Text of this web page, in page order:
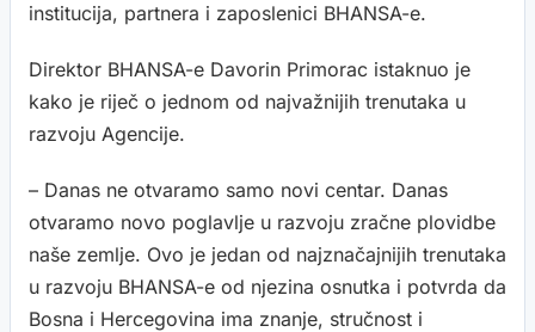
institucija, partnera i zaposlenici BHANSA-e.
Direktor BHANSA-e Davorin Primorac istaknuo je
kako je riječ o jednom od najvažnijih trenutaka u
razvoju Agencije.
– Danas ne otvaramo samo novi centar. Danas
otvaramo novo poglavlje u razvoju zračne plovidbe
naše zemlje. Ovo je jedan od najznačajnijih trenutaka
u razvoju BHANSA-e od njezina osnutka i potvrda da
Bosna i Hercegovina ima znanje, stručnost i